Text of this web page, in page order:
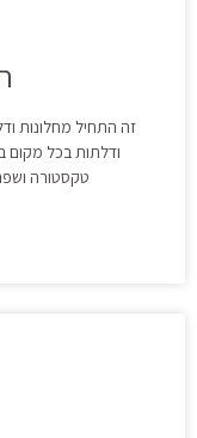
זה התחיל מחלונות
ודלתות בכל מקום
טקסטורה